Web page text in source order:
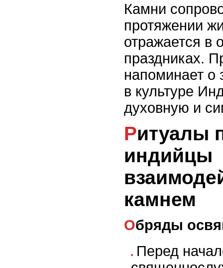
Камни
протяжении
отражается в
праздниках.
напоминает о
в культуре
духовную и
Ритуалы праздника: как
индийцы
камнем
Обряды
Перед